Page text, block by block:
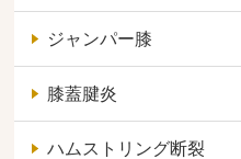
ジャンパー膝
膝蓋腱炎
ハムストリング断裂